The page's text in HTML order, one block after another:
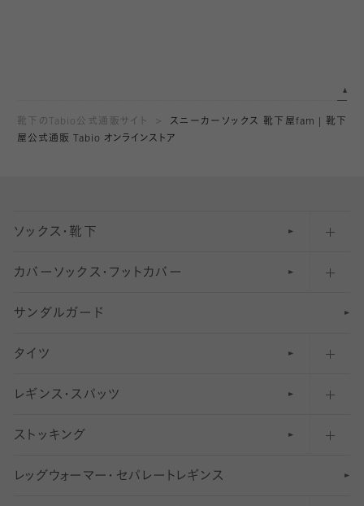
靴下のTabio公式通販サイト
スニーカーソックス 靴下屋fam | 靴下
屋公式通販 Tabio オンラインストア
ソックス・靴下
五本指ソックス・靴下
足袋ソックス・靴下
無地・プレーンソックス・靴下
柄ソックス・靴下
スニーカー（くるぶし）用ソックス
アンクル・ショートソックス（くるぶし上）
カバーソックス・フットカバー
フットカバー・カバーソックス（深め）
フットカバー・カバーソックス（ふつう）
フットカバー・カバーソックス（浅め）
サンダルガード
タイツ
30デニール以下のタイツ（薄手タイツ）
31〜40デニールタイツ
41〜60デニールタイツ
レギンス・スパッツ
柄レギンス
無地レギンス
ストッキング
伝線しにくいストッキング
レッ グ ウォー マー ・ セパレー ト レ ギンス